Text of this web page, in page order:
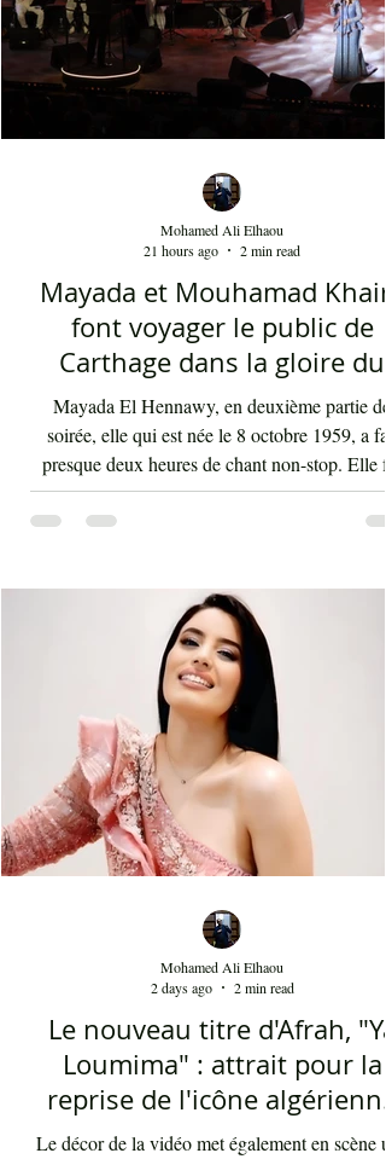
Mayada et Mouhamad Khairy
font voyager le public de
Carthage dans la gloire du
chant et de la musique
Mayada El Hennawy, en deuxième partie de
soirée, elle qui est née le 8 octobre 1959, a fait
meilleurs musiciens du pays qui s'exécutaient
la baguette de Youssef Belheni. Devant un
très ravi par sa rencontre jusqu'à une heure du
matin, la diva syrienne a chanté les tubes qui
fait sa gloire et qui passent en boucle depuis
décennies dans les radios de masse dans not
Mohamed Ali Elhaou
21 hours ago
2 min read
Le nouveau titre d'Afrah, "Ya
Loumima" : attrait pour la
Mohamed Ali Elhaou
2 days ago
2 min read